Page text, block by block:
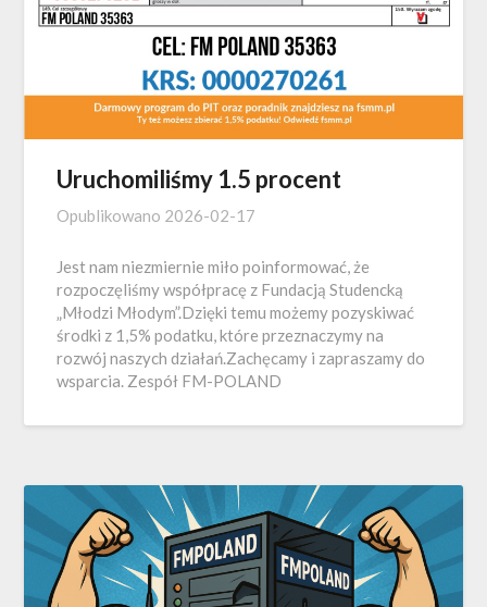
Uruchomiliśmy 1.5 procent
Opublikowano 2026-02-17
Jest nam niezmiernie miło poinformować, że
rozpoczęliśmy współpracę z Fundacją Studencką
„Młodzi Młodym”.Dzięki temu możemy pozyskiwać
środki z 1,5% podatku, które przeznaczymy na
rozwój naszych działań.Zachęcamy i zapraszamy do
wsparcia. Zespół FM-POLAND